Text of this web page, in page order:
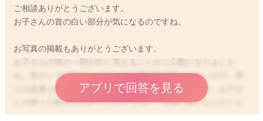
ご相談ありがとうございます。
お子さんの首の白い部分が気になるのですね。
お写真の掲載もありがとうございます。
お子さんの首の一部が白く見えることがご心配になりました
ね。首のシワの中は、どうしても紫外線が当たらないので、周
りの皮膚よりも白っぽく見えることもあると思います。お子さ
んが様々な動きをなさっていくうちに、次第に気にならなくな
ってくることもあると思います。
アプリで回答を見る